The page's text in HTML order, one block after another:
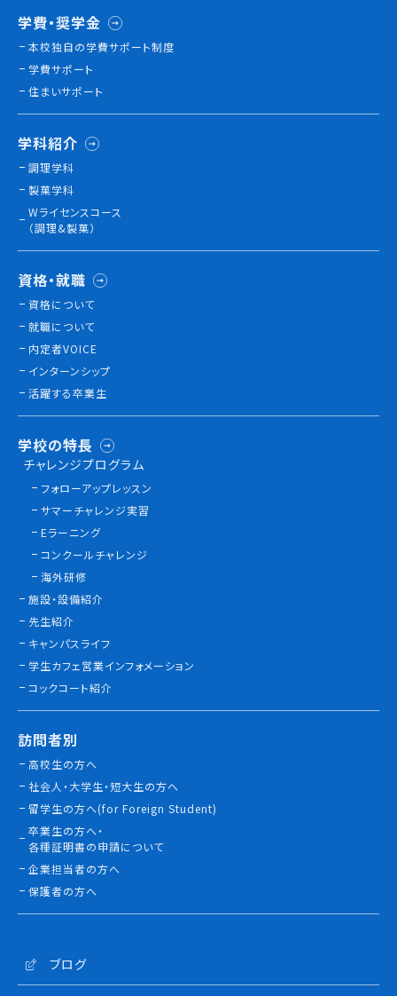
学費・奨学金
本校独⾃の学費サポート制度
学費サポート
住まいサポート
学科紹介
調理学科
製菓学科
Wライセンスコース
（調理&製菓）
資格・就職
資格について
就職について
内定者VOICE
インターンシップ
活躍する卒業生
学校の特長
チャレンジプログラム
フォローアップレッスン
サマーチャレンジ実習
Eラーニング
コンクールチャレンジ
海外研修
施設・設備紹介
先生紹介
キャンパスライフ
学生カフェ営業インフォメーション
コックコート紹介
訪問者別
高校生の方へ
社会人・大学生・短大生の方へ
留学生の方へ(for Foreign Student)
卒業生の方へ・
各種証明書の申請について
企業担当者の方へ
保護者の方へ
ブログ